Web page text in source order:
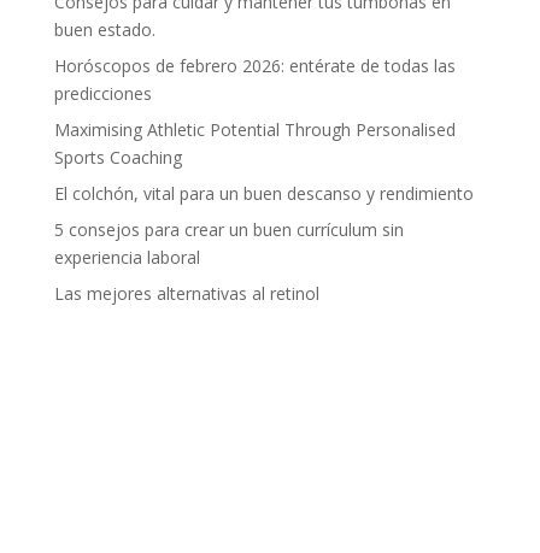
buen estado.
Horóscopos de febrero 2026: entérate de todas las
predicciones
Maximising Athletic Potential Through Personalised
Sports Coaching
El colchón, vital para un buen descanso y rendimiento
5 consejos para crear un buen currículum sin
experiencia laboral
Las mejores alternativas al retinol